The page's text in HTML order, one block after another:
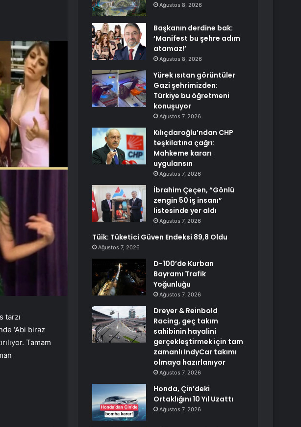
tarzı
‘Abi biraz
Tamam
Ağustos 8, 2026
Başkanın derdine bak:
‘Manifest bu şehre adım
atamaz!’
Ağustos 8, 2026
Yürek ısıtan görüntüler
Gazi şehrimizden:
Türkiye bu öğretmeni
konuşuyor
Ağustos 7, 2026
Kılıçdaroğlu’ndan CHP
teşkilatına çağrı:
Mahkeme kararı
uygulansın
Ağustos 7, 2026
İbrahim Çeçen, “Gönlü
zengin 50 iş insanı”
listesinde yer aldı
Ağustos 7, 2026
Tüik: Tüketici Güven Endeksi 89,8 Oldu
Ağustos 7, 2026
D-100’de Kurban
Bayramı Trafik
Yoğunluğu
Ağustos 7, 2026
Dreyer & Reinbold
Racing, geç takım
sahibinin hayalini
gerçekleştirmek için tam
zamanlı IndyCar takımı
olmaya hazırlanıyor
Ağustos 7, 2026
Honda, Çin’deki
Ortaklığını 10 Yıl Uzattı
Ağustos 7, 2026